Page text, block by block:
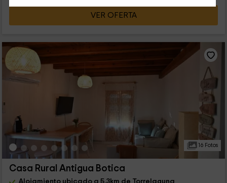
VER OFERTA
16 Fotos
Casa Rural Antigua Botica
Alojamiento ubicado a 5.3km de Torrelaguna